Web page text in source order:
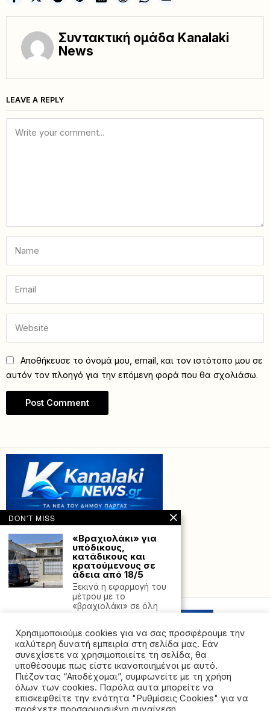
Συντακτική ομάδα Kanalaki
News
LEAVE A REPLY
Αποθήκευσε το όνομά μου, email, και τον ιστότοπο μου σε
αυτόν τον πλοηγό για την επόμενη φορά που θα σχολιάσω.
Powered with by Hostville”)
©2026 - All rights reserved. Απαγορεύεται ρητά η
αναδημοσίευση χωρίς προηγούμενη έγγραφη άδεια
Χρησιμοποιούμε cookies για να σας προσφέρουμε την
καλύτερη δυνατή εμπειρία στη σελίδα μας. Εάν
συνεχίσετε να χρησιμοποιείτε τη σελίδα, θα
υποθέσουμε πως είστε ικανοποιημένοι με αυτό.
Πιέζοντας “Αποδέχομαι”, συμφωνείτε με τη χρήση
όλων των cookies. Παρόλα αυτα μπορείτε να
επισκεφθείτε την ενότητα "Ρυθμίσεις Cookies" για να
DON'T MISS
«Βραχιολάκι» για
υπόδικους,
κατάδικους και
κρατούμενους σε
άδεια από 18/5
Ξεκινά η εφαρμογή του
μέτρου με το
«βραχιολάκι» σε όλη
ζέστης: Οι μισοί
Έλληνες δεν
αντέχουν
οικονομικά τον
κλιματισμό, η
Ελλάδα δεν
επενδύει στα
δέντρα